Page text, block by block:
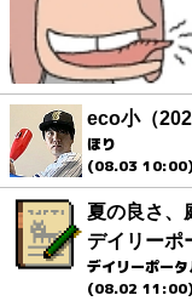
eco小（
ほり
(08.03
夏の良さ、
デイリーポ
デイリーポータ
(08.02